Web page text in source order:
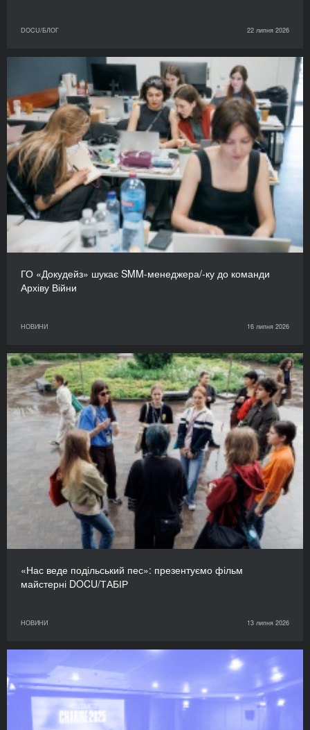
DOCU/БЛОГ 22 липня 2026
ГО «Докудейз» шукає SMM-менеджера/-ку до команди
Архіву Війни
НОВИНИ 16 липня 2026
«Нас веде подільський пес»: презентуємо фільм
майстерні DOCU/ТАБІР
НОВИНИ 13 липня 2026